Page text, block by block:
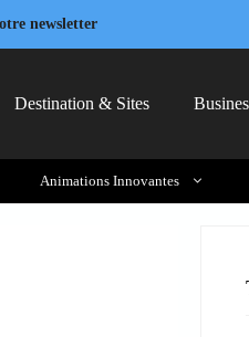
newsletter
Destination & Sites
Animations Innovantes